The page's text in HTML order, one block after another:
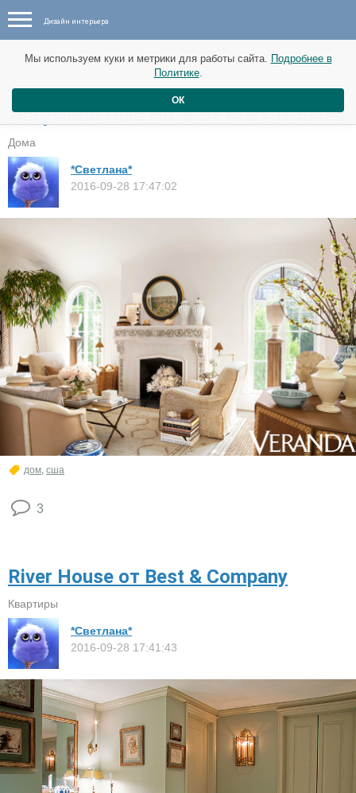
Дизайн интерьера
Hollywood Hills No. 2 от Mark D. Sikes
Дома
*Светлана*
2016-09-28 17:47:02
дом сша
3
River House от Best & Company
Квартиры
*Светлана*
2016-09-28 17:41:43
Мы используем куки и метрики для работы сайта. Подробнее в
Политике.
ОК